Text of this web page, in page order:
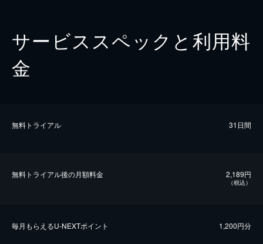
サービススペックと利用料
金
無料トライアル 31日間
無料トライアル後の⽉額料金 2,189円
（税込）
毎⽉もらえるU-NEXTポイント 1,200円分